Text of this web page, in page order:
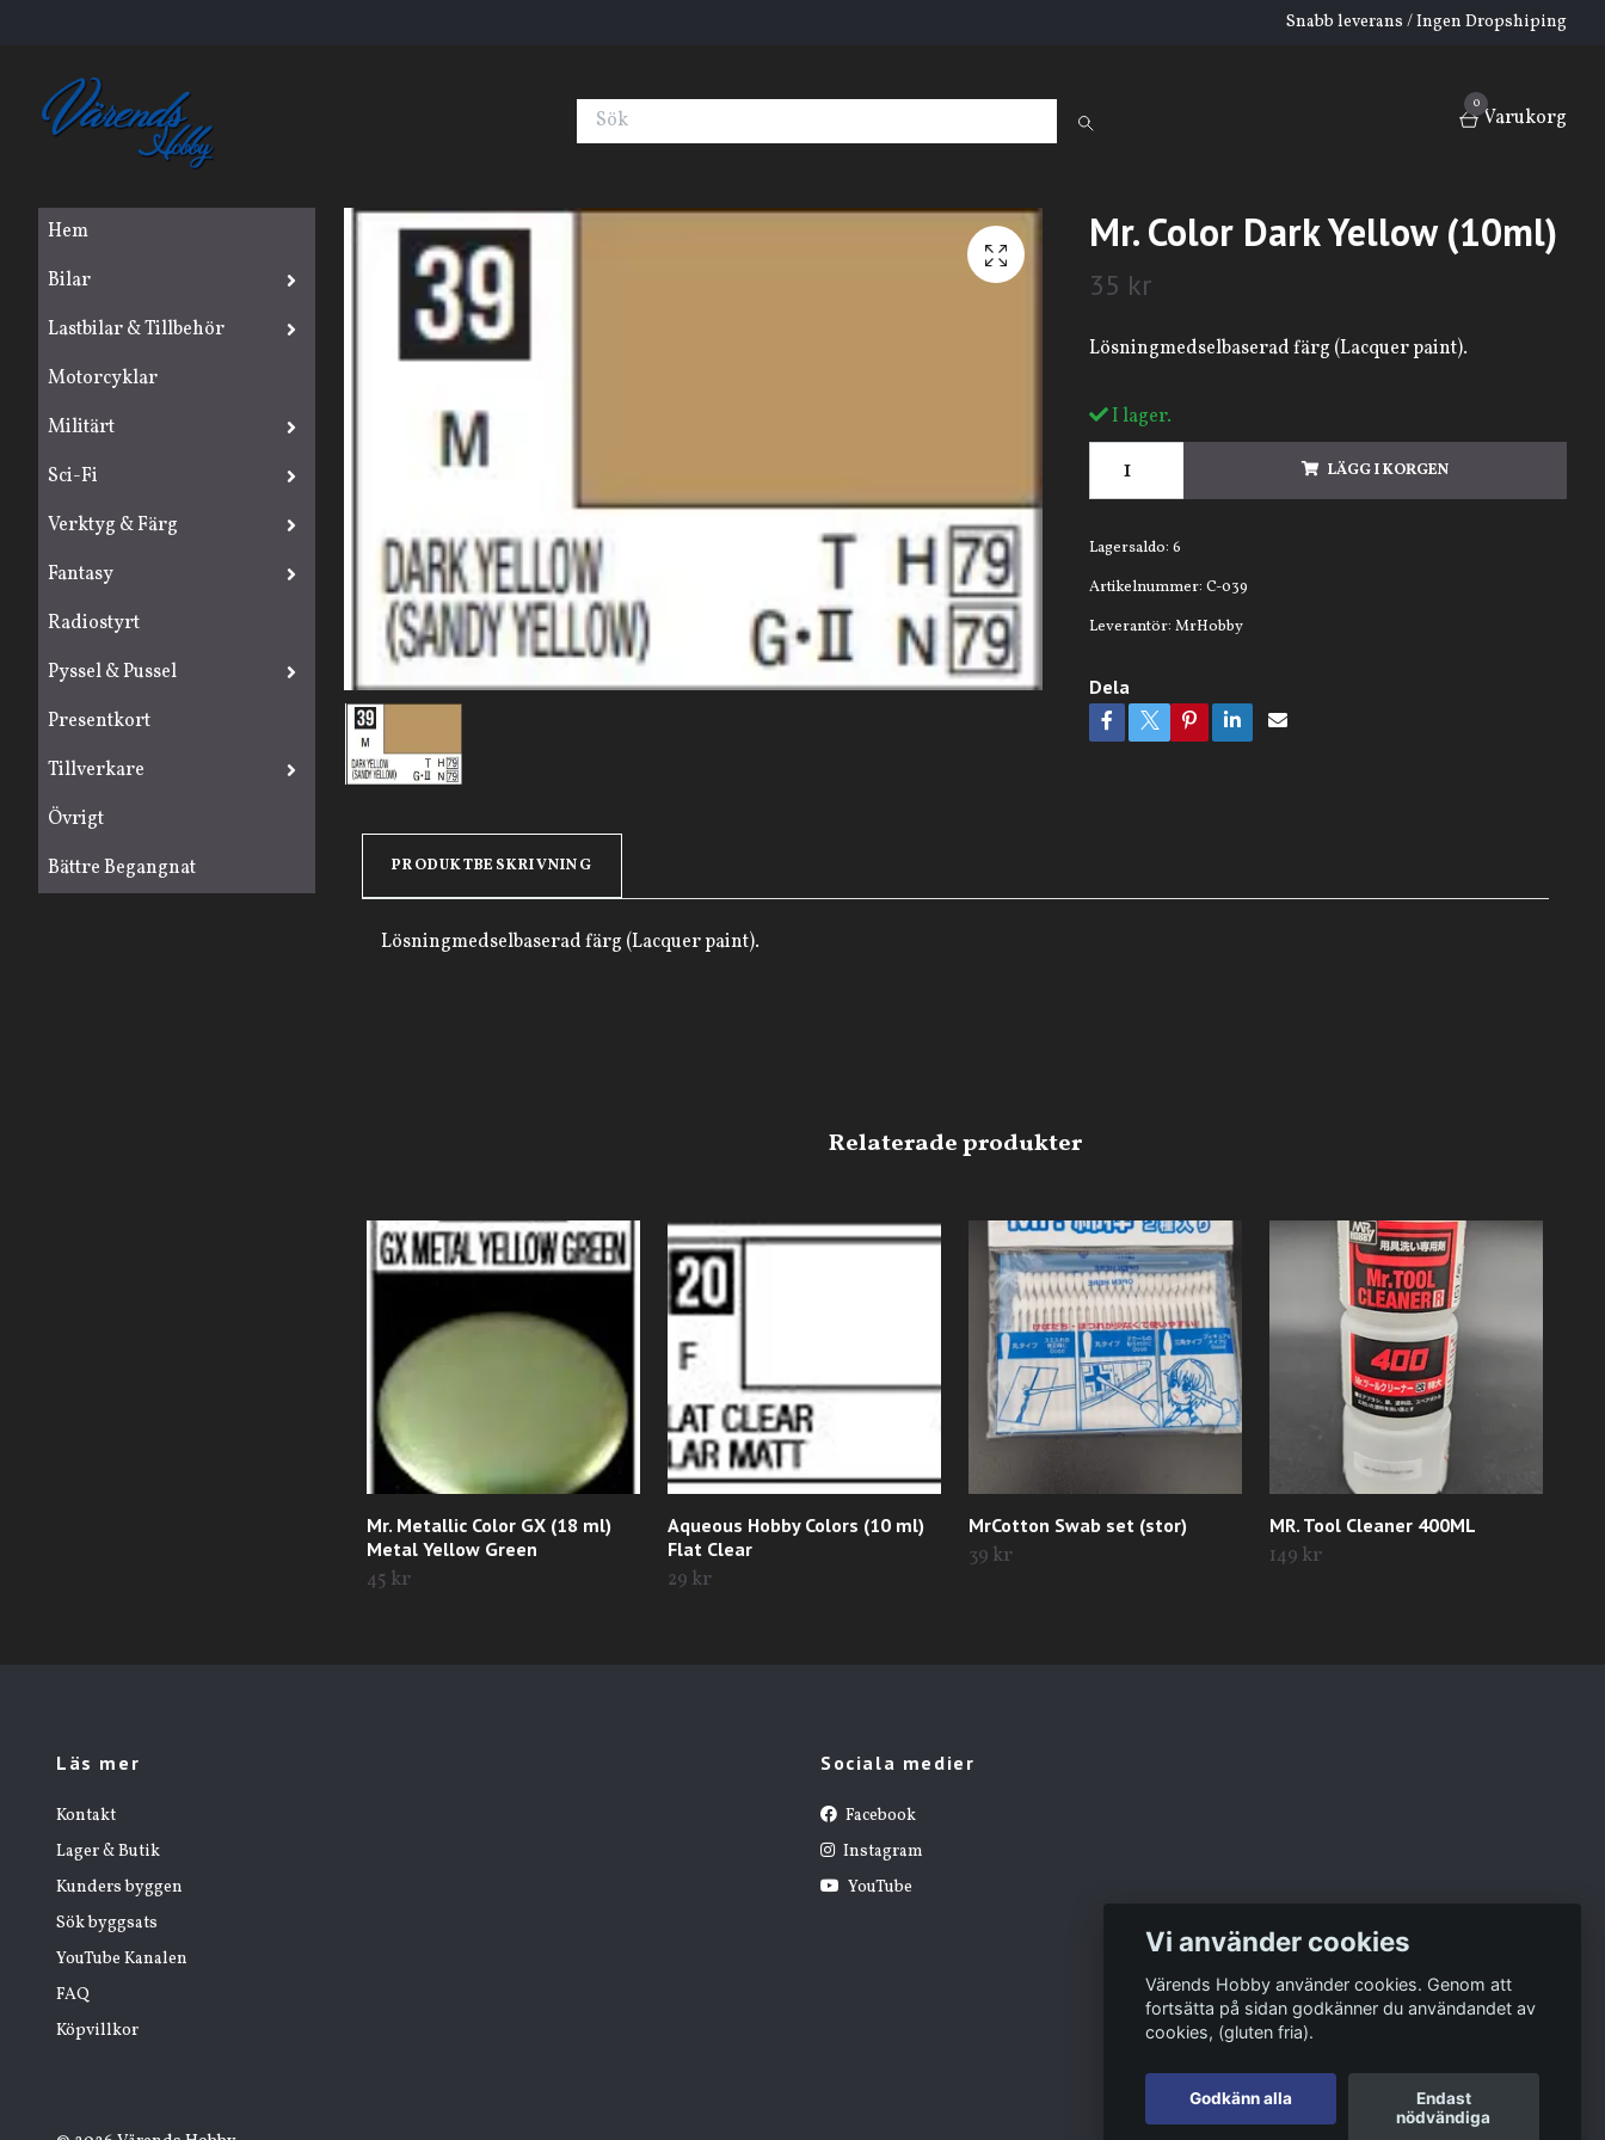
Snabb leverans / Ingen Dropshiping
0
Varukorg
Hem
Bilar
Lastbilar & Tillbehör
Motorcyklar
Militärt
Sci-Fi
Verktyg & Färg
Fantasy
Radiostyrt
Pyssel & Pussel
Presentkort
Tillverkare
Övrigt
Bättre Begangnat
Mr. Color Dark Yellow (10ml)
35 kr
Lösningmedselbaserad färg (Lacquer paint).
I lager.
LÄGG I KORGEN
Lagersaldo: 6
Artikelnummer: C-039
Leverantör: MrHobby
Dela
PRODUKTBESKRIVNING
Lösningmedselbaserad färg (Lacquer paint).
Mr. Metallic Color GX (18 ml)
Metal Yellow Green
45 kr
Aqueous Hobby Colors (10 ml)
Flat Clear
29 kr
MrCotton Swab set (stor)
39 kr
MR. Tool Cleaner 400ML
149 kr
Läs mer
Kontakt
Lager & Butik
Kunders byggen
Sök byggsats
YouTube Kanalen
FAQ
Köpvillkor
Sociala medier
Facebook
Instagram
YouTube
Vi använder cookies
Värends Hobby använder cookies. Genom att
fortsätta på sidan godkänner du användandet av
cookies, (gluten fria).
Godkänn alla
Endast
nödvändiga